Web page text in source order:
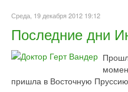
Среда, 19 декабря 2012 19:12
Последние дни
пришла в Восточную